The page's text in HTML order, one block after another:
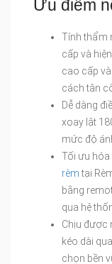
Ưu điểm
Tính thẩm
cấp và
cao cấp
cách tân
Dễ dàng
xoay lật
mức độ
Tối ưu hóa
rèmtại
bằng
qua hệ
Chịu được
kéo dài
chọn bền